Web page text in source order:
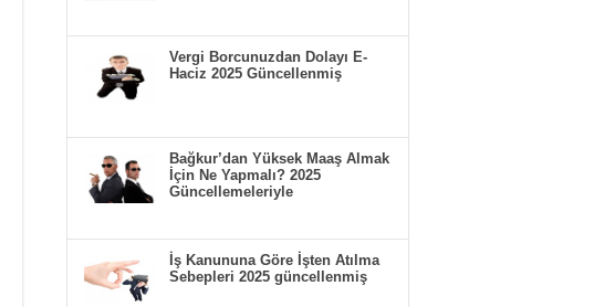
Vergi Borcunuzdan Dolayı E-
Haciz 2025 Güncellenmiş
Bağkur’dan Yüksek Maaş Almak
İçin Ne Yapmalı? 2025
Güncellemeleriyle
İş Kanununa Göre İşten Atılma
Sebepleri 2025 güncellenmiş